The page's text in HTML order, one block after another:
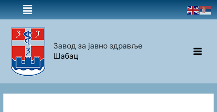
Завод за јавно здравље
Шабац